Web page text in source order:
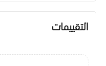
التقييمات